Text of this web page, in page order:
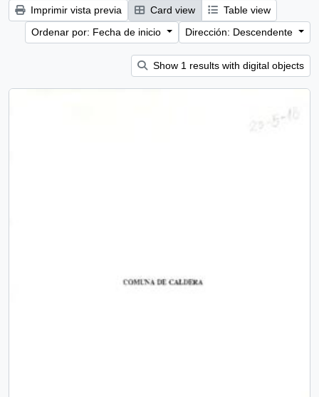
Imprimir vista previa Card view
Table view
Ordenar por: Fecha de inicio
Dirección: Descendente
Show 1 results with digital objects